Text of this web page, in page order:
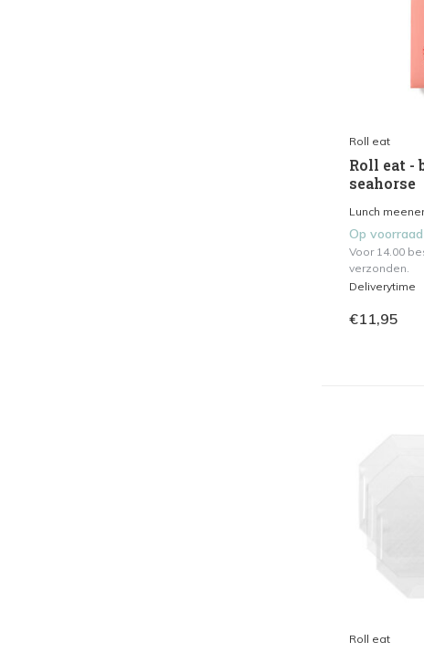
Roll eat
Roll eat -
seahorse
Lunch
Op voorraad
Voor 14.00
verzonden.
Deliverytime
€11,95
Roll eat